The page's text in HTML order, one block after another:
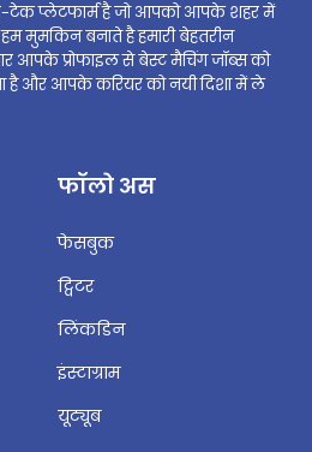
टेक प्लेटफार्म है जो आपको आपके शहर में
मुमकिन बनाते है हमारी बेहतरीन
आपके प्रोफाइल से बेस्ट मैचिंग जॉब्स को
है और आपके करियर को नयी दिशा में ले
फॉलो अस
फेसबुक
ट्विटर
लिंकडिन
इंस्टाग्राम
यूट्यूब